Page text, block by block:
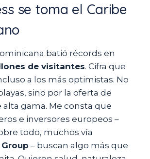
se toma el Caribe
batió récords en
de visitantes. Cifra que
a los más optimistas. No
sino por la oferta de
alta gama. Me consta que
e inversores europeos –
todo, muchos vía
– buscan algo más que